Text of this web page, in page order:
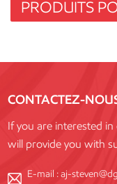
PRODUITS
CONTACTEZ-
If you are interested
will provide you with
E-mail :aj-